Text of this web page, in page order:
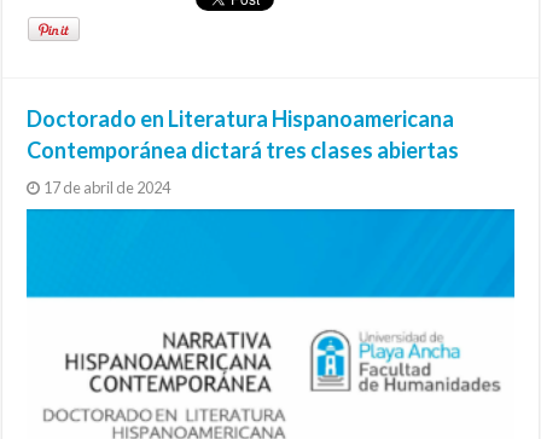
Doctorado en Literatura Hispanoamericana
Contemporánea dictará tres clases abiertas
17 de abril de 2024